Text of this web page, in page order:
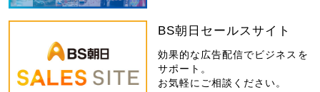
BS朝日セールスサイト
効果的な広告配信でビジネスを
サポート。
お気軽にご相談ください。